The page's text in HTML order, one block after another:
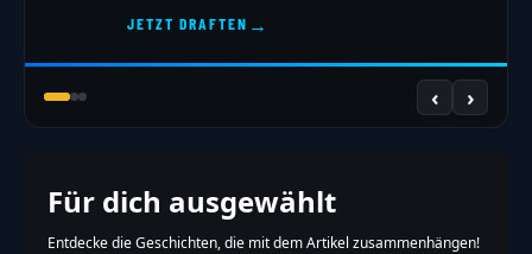
JETZT DRAFTEN →
‹ ›
Für dich ausgewählt
Entdecke die Geschichten, die mit dem Artikel zusammenhängen!